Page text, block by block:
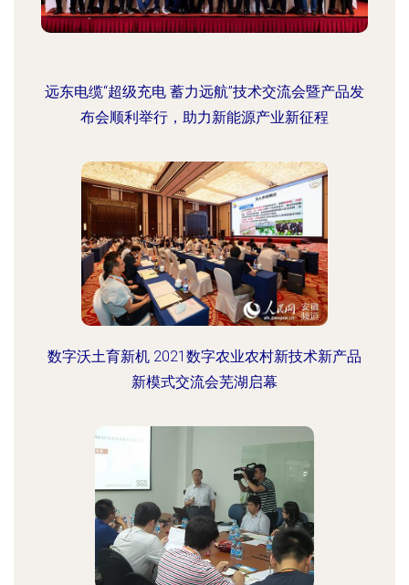
远东电缆“超级充电 蓄力远航”技术交流会暨产品发
布会顺利举行，助力新能源产业新征程
数字沃土育新机 2021数字农业农村新技术新产品
新模式交流会芜湖启幕